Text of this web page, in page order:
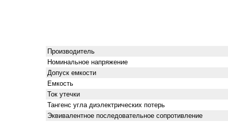
Производитель
Номинальное напряжение
Допуск емкости
Емкость
Ток утечки
Тангенс угла диэлектрических потерь
Эквивалентное последовательное сопротивление